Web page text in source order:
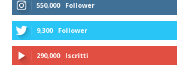
550,000 Follower
9,300 Follower
290,000 Iscritti